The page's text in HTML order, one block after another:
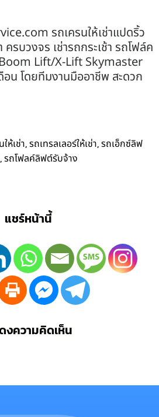
รถเครนให้เช่าแปดริ้ว
ครบวงจร เช่ารถกระเช้า รถโฟล์ค
Boom Lift/X-Lift Skymaster
อน โดยทีมงานมืออาชีพ สะดวก
ห้เช่า,รถเทรลเลอร์ให้เช่า,รถเอ็กซ์ลิฟ
,รถโฟลค์ลิฟต์รับจ้าง
แชร์หน้านี้
งความคิดเห็น